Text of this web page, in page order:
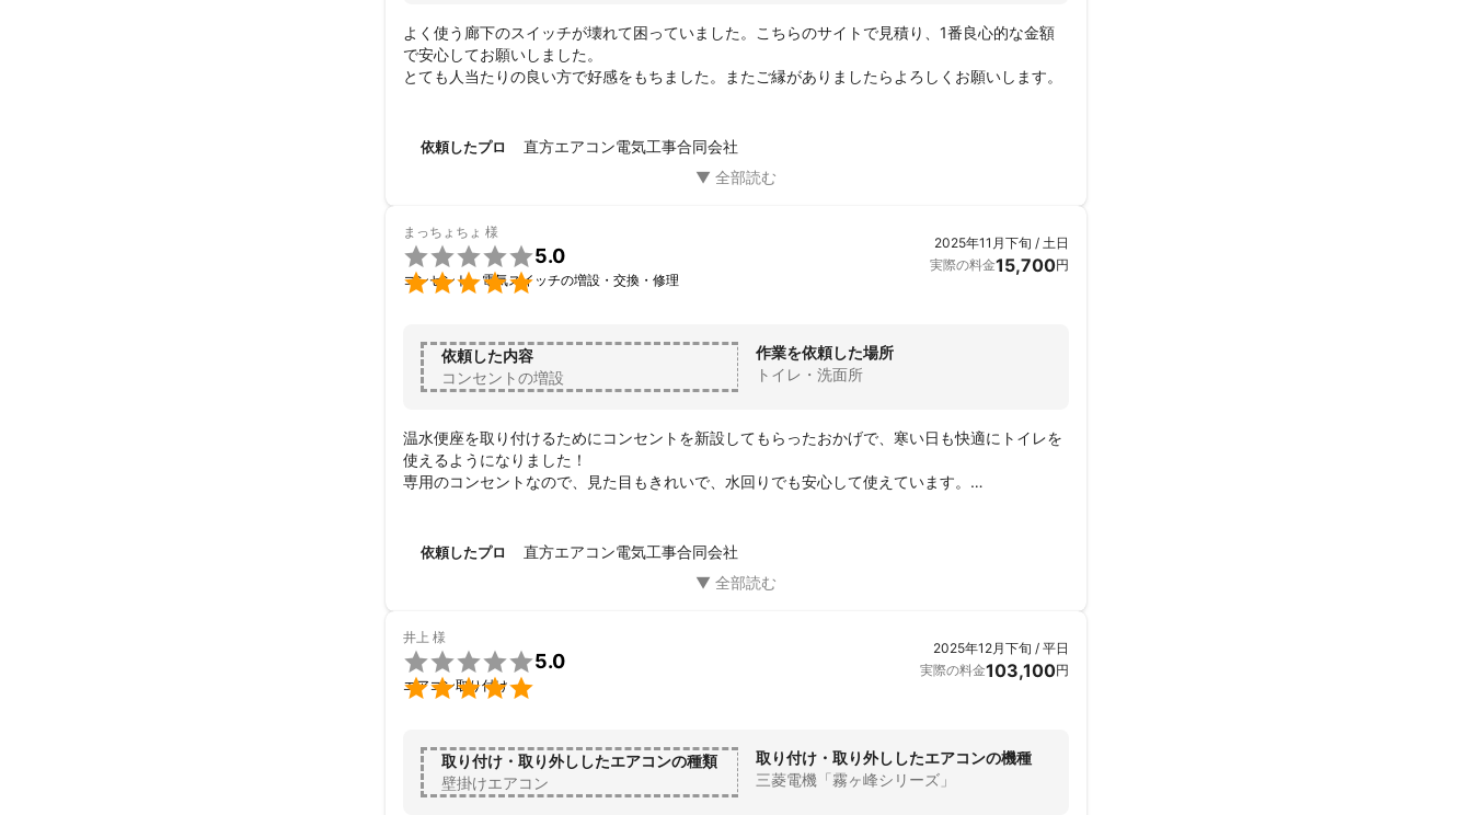
よく使う廊下のスイッチが壊れて困っていました。こちらのサイトで見積り、1番良心的な金額
で安心してお願いしました。
とても人当たりの良い方で好感をもちました。またご縁がありましたらよろしくお願いします。
依頼したプロ 直方エアコン電気工事合同会社
まっちょちょ 様


5.0
コンセント・電気スイッチの増設・交換・修理
2025年11月下旬 / 土日
実際の料金15,700円
依頼した内容
コンセントの増設
作業を依頼した場所
トイレ・洗面所
温水便座を取り付けるためにコンセントを新設してもらったおかげで、寒い日も快適にトイレを
使えるようになりました！
専用のコンセントなので、見た目もきれいで、水回りでも安心して使えています。
依頼したプロ 直方エアコン電気工事合同会社
井上 様


5.0
エアコン取り付け
2025年12月下旬 / 平日
実際の料金103,100円
取り付け・取り外ししたエアコンの種類
壁掛けエアコン
取り付け・取り外ししたエアコンの機種
三菱電機「霧ヶ峰シリーズ」